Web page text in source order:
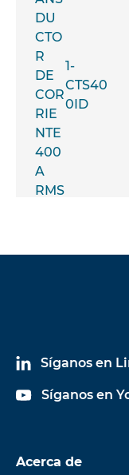
1-
CTS40
0ID
Síganos en
Síganos en
Acerca de